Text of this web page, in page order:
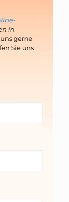
in
gerne
Sie uns